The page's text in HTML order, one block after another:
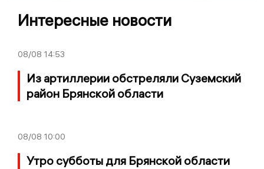
Интересные новости
08/08 14:53
Из артиллерии обстреляли Суземский
район Брянской области
08/08 10:00
Утро субботы для Брянской области